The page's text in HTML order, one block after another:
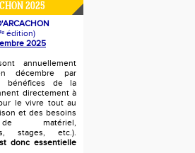
2025
édition)
2025
annuellement
décembre par
bénéfices de la
directement à
le vivre tout au
et des besoins
matériel,
stages, etc.).
donc essentielle